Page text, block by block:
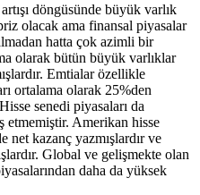
döngüsünde büyük varlık
olacak ama finansal piyasalar
hatta çok azimli bir
olarak bütün büyük varlıklar
Emtialar özellikle
ortalama olarak 25%den
senedi piyasaları da
etmemiştir. Amerikan hisse
net kazanç yazmışlardır ve
Global ve gelişmekte olan
daha da yüksek